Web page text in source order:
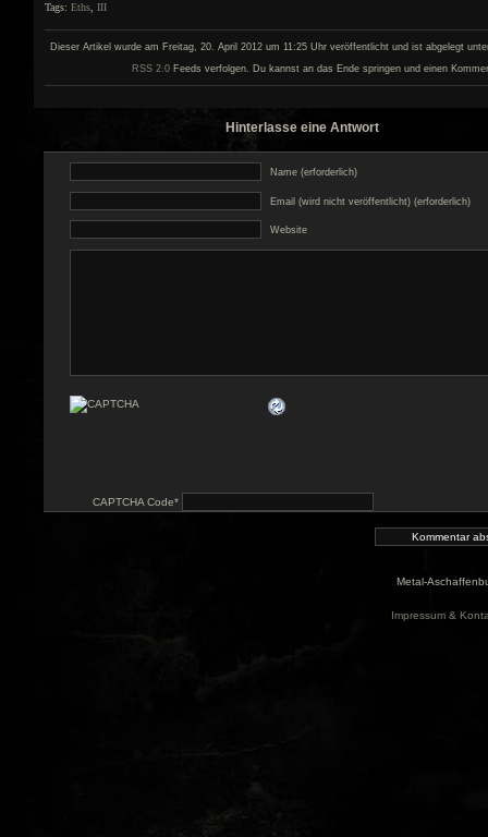
Tags: Eths III
Dieser Artikel wurde am Freitag, 20. April 2012 um 11:25 Uhr veröffentlicht und ist abgelegt
RSS 2.0 Feeds verfolgen. Du kannst an das Ende springen und einen
Hinterlasse eine Antwort
Name (erforderlich)
Email (wird nicht veröffentlicht) (erforderlich)
Website
CAPTCHA Code*
Metal-
Impressum &